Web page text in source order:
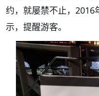
约，就屡禁不止，2016
示，提醒游客。